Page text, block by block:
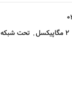
2 مگاپیکسل , تحت شبکه